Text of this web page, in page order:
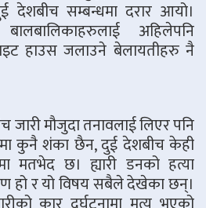
सम्बन्धमा दरार आयो।
अहिलेपनि
हाउस जलाउने बेलायतीहरु नै
जारी मौजुदा तनावलाई लिएर पनि
कुनै शंका छैन, दुई देशबीच केही
मतभेद छ। ह्यारी डनको हत्या
हो र यो विषय सबैले देखेका छन्।